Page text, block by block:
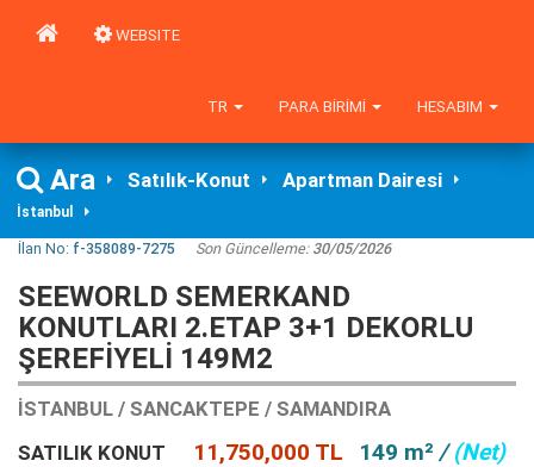
WEBSITE
HESABIM
PARA BIRIMI
TR
Ara Satılık-Konut Apartman Dairesi
İstanbul
İlan No: f-358089-7275 Son Güncelleme:30/05/2026
SEEWORLD SEMERKAND
KONUTLARI 2.ETAP 3+1 DEKORLU
ŞEREFİYELİ 149M2
İSTANBUL / SANCAKTEPE / SAMANDIRA
SATILIK KONUT
11,750,000 TL 149 m² /(Net)